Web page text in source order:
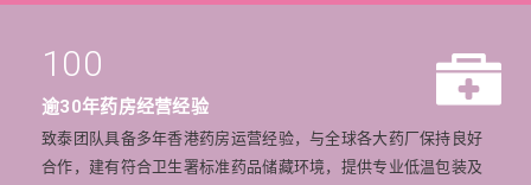
100
逾30年药房经营经验
致泰团队具备多年香港药房运营经验，与全球各大药厂保持良好
合作，建有符合卫生署标准药品储藏环境，提供专业低温包装及